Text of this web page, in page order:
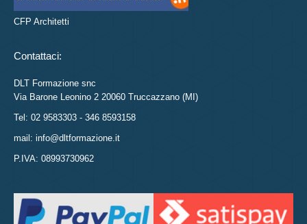
CFP Architetti
Contattaci:
DLT Formazione snc
Via Barone Leonino 2 20060 Truccazzano (MI)
Tel: 02 9583303 - 346 8593158
mail: info@dltformazione.it
P.IVA: 08993730962